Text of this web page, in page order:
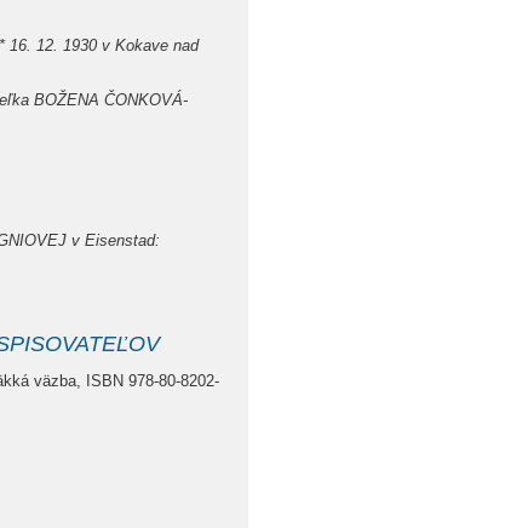
16. 12. 1930 v Kokave nad
BOŽENA ČONKOVÁ-
v Eisenstad:
väzba, ISBN 978-80-8202-